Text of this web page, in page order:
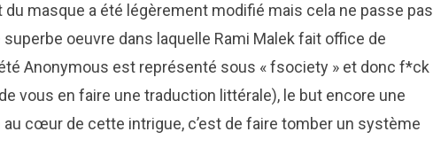
du masque a été légèrement modifié mais cela ne passe pas
oeuvre dans laquelle Rami Malek fait office de
Anonymous est représenté sous « fsociety » et donc f*ck
vous en faire une traduction littérale), le but encore une
au cœur de cette intrigue, c’est de faire tomber un système